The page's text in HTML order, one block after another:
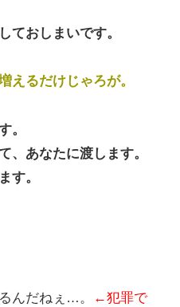
ておしまいです。
えるだけじゃろが。
。
、あなたに渡します。
す。
んだねぇ…。
←犯罪で